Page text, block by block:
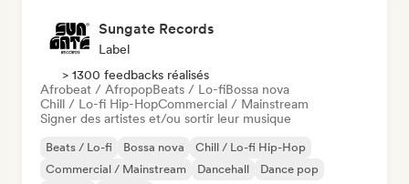
Sungate Records
Label
> 1300 feedbacks réalisés
Afrobeat / AfropopBeats / Lo-fiBossa nova
Chill / Lo-fi Hip-HopCommercial / Mainstream
Signer des artistes et/ou sortir leur musique
Beats / Lo-fi Bossa nova
Chill / Lo-fi Hip-Hop
Commercial / Mainstream
Dancehall
Dance pop